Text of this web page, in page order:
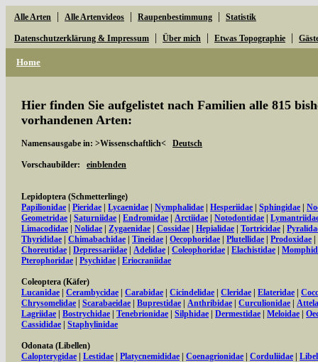
Alle Arten | Alle Artenvideos | Raupenbestimmung | Statistik
Datenschutzerklärung & Impressum | Über mich | Etwas Topographie |
Home
Hier finden Sie aufgelistet nach Familien alle 815
vorhandenen Arten:
Namensausgabe in: >Wissenschaftlich< Deutsch
Vorschaubilder: einblenden
Lepidoptera (Schmetterlinge)
Papilionidae
Pieridae Lycaenidae Nymphalidae Hesperiidae Sphingidae
Geometridae
Saturniidae Endromidae Arctiidae Notodontidae
Limacodidae
Nolidae Zygaenidae Cossidae Hepialidae Tortricidae
Thyrididae
Chimabachidae Tineidae Oecophoridae Plutellidae Prodoxidae
Choreutidae
Depressariidae Adelidae Coleophoridae Elachistidae
Pterophoridae
Psychidae Eriocraniidae
Coleoptera (Käfer)
Lucanidae
Cerambycidae Carabidae Cicindelidae Cleridae Elateridae
Chrysomelidae
Scarabaeidae Buprestidae Anthribidae Curculionidae
Lagriidae
Bostrychidae Tenebrionidae Silphidae Dermestidae Meloidae
Cassididae
Staphylinidae
Odonata (Libellen)
Calopterygidae
Lestidae Platycnemididae Coenagrionidae Corduliidae